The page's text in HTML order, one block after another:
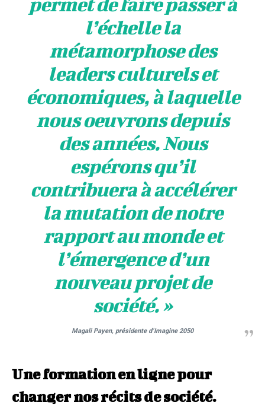
l’échelle la
métamorphose des
leaders culturels et
économiques, à laquelle
nous oeuvrons depuis
des années. Nous
espérons qu’il
contribuera à accélérer
la mutation de notre
rapport au monde et
l’émergence d’un
nouveau projet de
société. »
Magali Payen, présidente d’Imagine 2050
Une formation en ligne pour
changer nos récits de société.